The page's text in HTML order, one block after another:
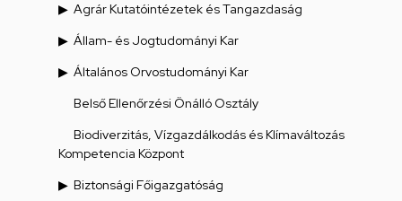
Agrár Kutatóintézetek és Tangazdaság
Állam- és Jogtudományi Kar
Általános Orvostudományi Kar
Belső Ellenőrzési Önálló Osztály
Biodiverzitás, Vízgazdálkodás és Klímaváltozás
Kompetencia Központ
Biztonsági Főigazgatóság